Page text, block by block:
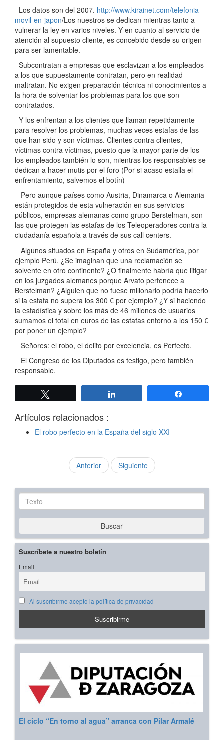
Los datos son del 2007. http://www.kirainet.com/telefonia-
movil-en-japon/Los nuestros se dedican mientras tanto a
vulnerar la ley en varios niveles. Y en cuanto al servicio de
atención al supuesto cliente, es concebido desde su origen
para ser lamentable.
Subcontratan a empresas que esclavizan a los empleados
a los que supuestamente contratan, pero en realidad
maltratan. No exigen preparación técnica ni conocimientos a
la hora de solventar los problemas para los que son
contratados.
Y los enfrentan a los clientes que llaman repetidamente
para resolver los problemas, muchas veces estafas de las
que han sido y son víctimas. Clientes contra clientes,
víctimas contra víctimas, puesto que la mayor parte de los
los empleados también lo son, mientras los responsables se
dedican a hacer mutis por el foro (Por si acaso estalla el
enfrentamiento, salvemos el botín)
Pero aunque países como Austria, Dinamarca o Alemania
están protegidos de esta vulneración en sus servicios
públicos, empresas alemanas como grupo Berstelman, son
las que protegen las estafas de los Teleoperadores contra la
ciudadanía española a través de sus call centers.
Algunos situados en España y otros en Sudamérica, por
ejemplo Perú. ¿Se imaginan que una reclamación se
solvente en otro continente? ¿O finalmente habría que litigar
en los juzgados alemanes porque Arvato pertenece a
Berstelman? ¿Alguien que no fuese millonario podría hacerlo
si la estafa no supera los 300 € por ejemplo? ¿Y si haciendo
la estadística y sobre los más de 46 millones de usuarios
sumamos el total en euros de las estafas entorno a los 150 €
por poner un ejemplo?
Señores: el robo, el delito por excelencia, es Perfecto.
El Congreso de los Diputados es testigo, pero también
responsable.
Artículos relacionados :
El robo perfecto en la España del siglo XXI
Anterior Siguiente
Texto
Buscar
Suscríbete a nuestro boletín
Email
Al suscribirme acepto la política de privacidad
El ciclo “En torno al agua” arranca con Pilar Armalé